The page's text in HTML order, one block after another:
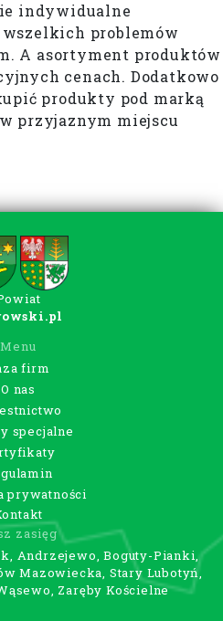
indywidualne
problemów
A asortyment produktów
cenach. Dodatkowo
produkty pod marką
przyjaznym miejscu
Menu
firm
O nas
specjalne
prywatności
zasięg
Andrzejewo, Boguty-Pianki,
Mazowiecka, Stary Lubotyń,
Zaręby Kościelne